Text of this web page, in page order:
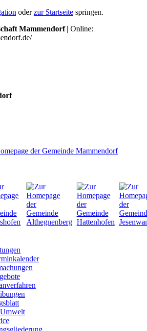
oderzur Startseite springen.
Mammendorf| Online: